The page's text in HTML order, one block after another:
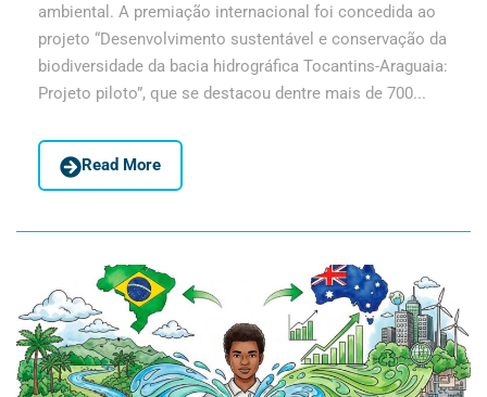
ambiental. A premiação internacional foi concedida ao
projeto “Desenvolvimento sustentável e conservação da
biodiversidade da bacia hidrográfica Tocantins-Araguaia:
Projeto piloto”, que se destacou dentre mais de 700...
Read More